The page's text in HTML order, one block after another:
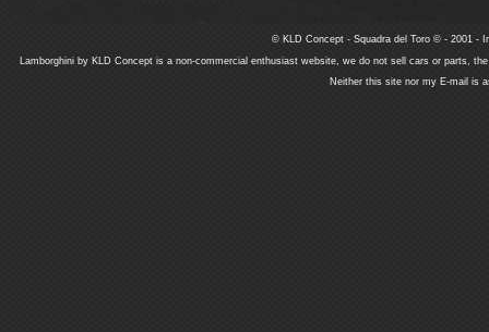
© KLD Concept - Squadra del Toro © - 2001 -
Lamborghini by KLD Concept is a non-commercial enthusiast website, we do not sell cars or parts,
Neither this site nor my E-mail is